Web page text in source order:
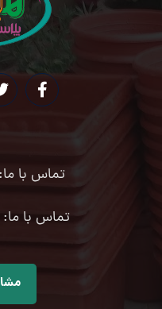
تماس با
تماس با ما: